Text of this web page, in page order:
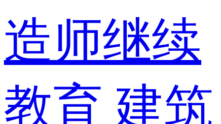
造师继续
教育 建筑